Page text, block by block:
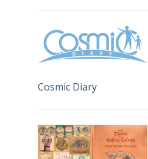
Cosmic Diary